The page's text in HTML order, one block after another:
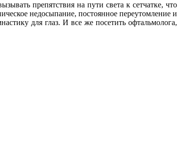
препятствия на пути света к сетчатке, что
недосыпание, постоянное переутомление и
для глаз. И все же посетить офтальмолога,